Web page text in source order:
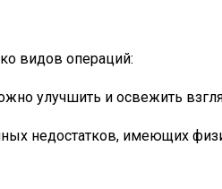
видов операций:
улучшить и освежить
недостатков, имеющих